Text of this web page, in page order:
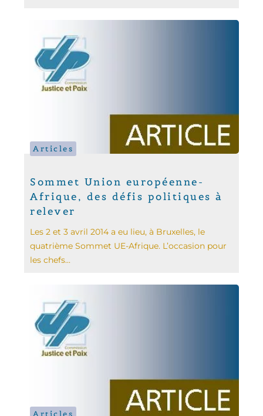
Articles
Sommet Union européenne-
Afrique, des défis politiques à
relever
Les 2 et 3 avril 2014 a eu lieu, à Bruxelles, le
quatrième Sommet UE-Afrique. L’occasion pour
les chefs...
Articles